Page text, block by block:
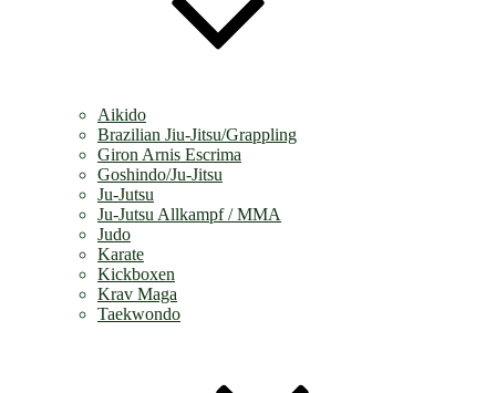
Aikido
Brazilian Jiu-Jitsu/Grappling
Giron Arnis Escrima
Goshindo/Ju-Jitsu
Ju-Jutsu
Ju-Jutsu Allkampf / MMA
Judo
Karate
Kickboxen
Krav Maga
Taekwondo